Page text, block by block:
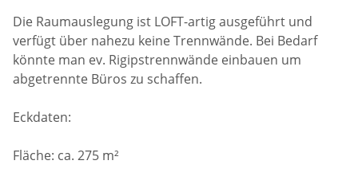
Die Raumauslegung ist LOFT-artig ausgeführt und
verfügt über nahezu keine Trennwände. Bei Bedarf
könnte man ev. Rigipstrennwände einbauen um
abgetrennte Büros zu schaffen.
Eckdaten:
Fläche: ca. 275 m²